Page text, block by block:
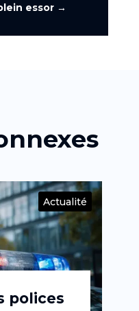
essor→
Actualité
polices